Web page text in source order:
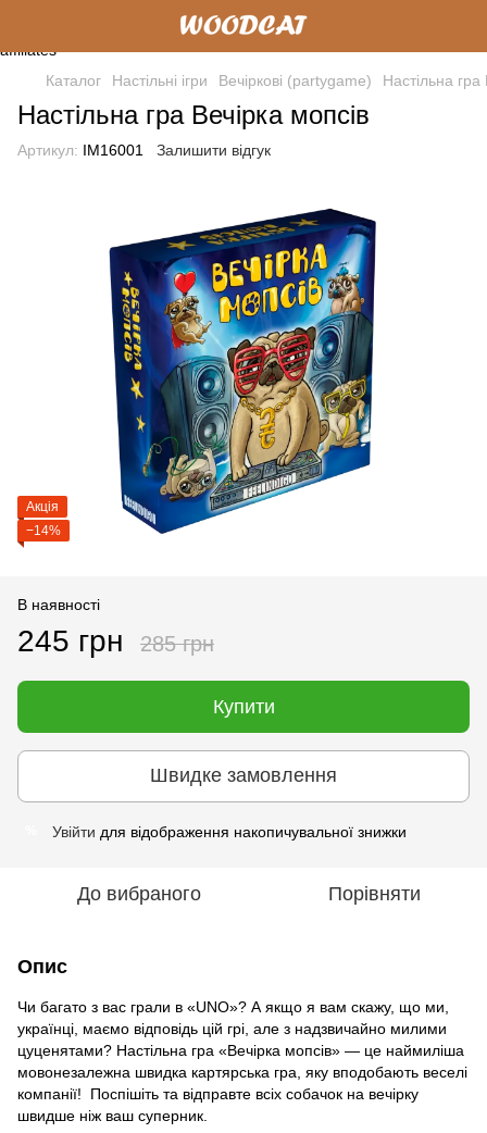
Каталог Настільні ігри Вечіркові (partygame) Настільна гра
Настільна гра Вечірка мопсів
Артикул: IM16001 Залишити відгук
Акція
−14%
В наявності
245 грн 285 грн
Купити
Швидке замовлення
Увійти для відображення накопичувальної знижки
До вибраного Порівняти
Опис
Чи багато з вас грали в «UNO»? А якщо я вам скажу, що ми,
українці, маємо відповідь цій грі, але з надзвичайно милими
цуценятами? Настільна гра «Вечірка мопсів» — це наймиліша
мовонезалежна швидка картярська гра, яку вподобають веселі
компанії! Поспішіть та відправте всіх собачок на вечірку
швидше ніж ваш суперник.